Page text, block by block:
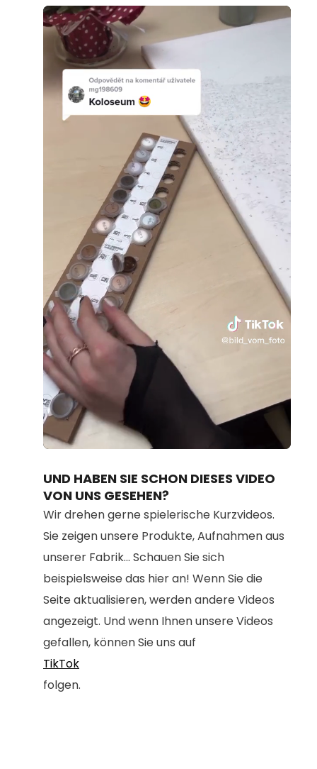
100.00%
UND HABEN SIE SCHON DIESES VIDEO
VON UNS GESEHEN?
Wir drehen gerne spielerische Kurzvideos.
Sie zeigen unsere Produkte, Aufnahmen aus
unserer Fabrik... Schauen Sie sich
beispielsweise das hier an! Wenn Sie die
Seite aktualisieren, werden andere Videos
angezeigt. Und wenn Ihnen unsere Videos
gefallen, können Sie uns auf
TikTok
folgen.